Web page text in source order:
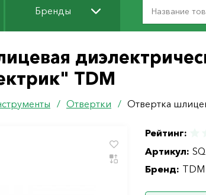
Бренды
TDM
/ Отвертки / Отвертка
Рейтинг:
Артикул:
Бренд: